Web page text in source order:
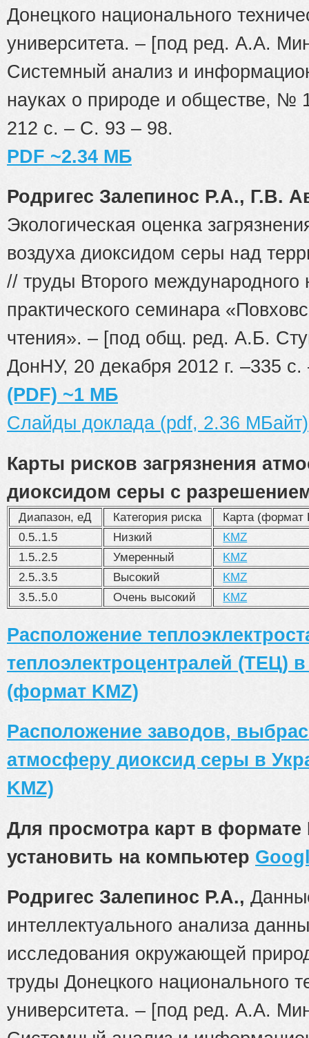
Донецкого национального
университета. – [под ред. А.А.
Системный анализ и
науках о природе и обществе, №
212 с. – С. 93 – 98.
PDF ~2.34 МБ
Родригес Залепинос Р.А., Г.В.
Экологическая оценка
воздуха диоксидом серы над
// труды Второго международного
практического семинара
чтения». – [под общ. ред. А.Б.
ДонНУ, 20 декабря 2012 г. –335
(PDF) ~1 МБ
Слайды доклада (pdf, 2.36 МБайт)
Карты рисков загрязнения
диоксидом серы с
Диапазон, еД Категория риска
Карта (формат
0.5..1.5
Низкий
KMZ
1.5..2.5
Умеренный
KMZ
2.5..3.5
Высокий
KMZ
3.5..5.0
Очень высокий KMZ
Расположение
теплоэлектроцентралей (ТЕЦ)
(формат KMZ)
Расположение заводов,
атмосферу диоксид серы в
KMZ)
Для просмотра карт в формате
установить на компьютер
Родригес Залепинос Р.А.,
интеллектуального анализа
исследования окружающей
труды Донецкого национального
университета. – [под ред. А.А.